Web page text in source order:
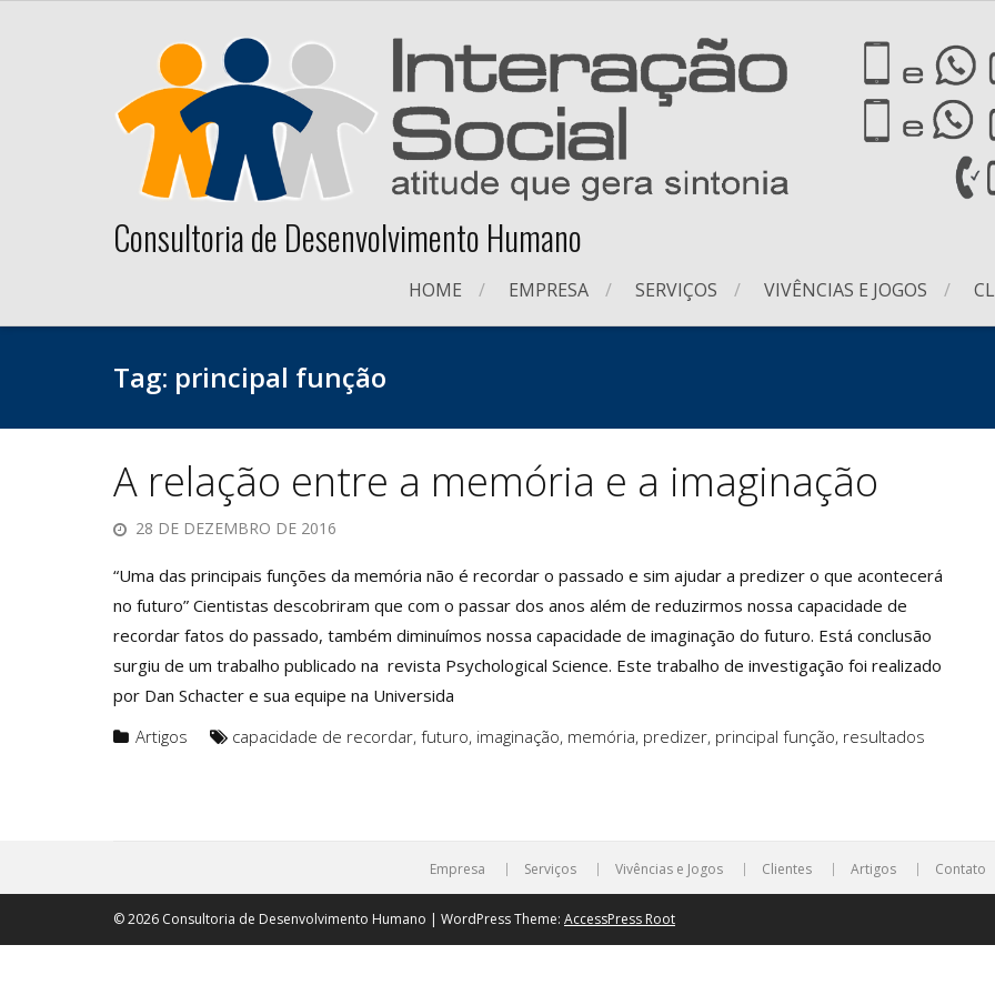
Consultoria de Desenvolvimento Humano
HOME EMPRESA SERVIÇOS VIVÊNCIAS E JOGOS
Tag: principal função
A relação entre a memória e a imaginação
28 DE DEZEMBRO DE 2016
“Uma das principais funções da memória não é recordar o passado e sim ajudar a predizer o que acontecerá
no futuro” Cientistas descobriram que com o passar dos anos além de reduzirmos nossa capacidade de
recordar fatos do passado, também diminuímos nossa capacidade de imaginação do futuro. Está conclusão
surgiu de um trabalho publicado na revista Psychological Science. Este trabalho de investigação foi realizado
por Dan Schacter e sua equipe na Universida
Artigos
capacidade de recordar, futuro, imaginação, memória, predizer, principal função, resultados
Empresa Serviços Vivências e Jogos Clientes Artigos Contato
© 2026 Consultoria de Desenvolvimento Humano | WordPress Theme: AccessPress Root